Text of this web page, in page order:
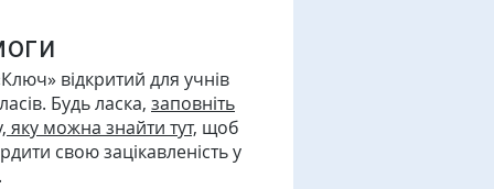
відкритий для учнів
Будь ласка, заповніть
яку можна знайти тут, щоб
свою зацікавленість у